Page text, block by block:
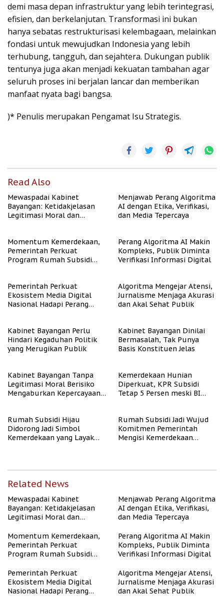
demi masa depan infrastruktur yang lebih terintegrasi,
efisien, dan berkelanjutan. Transformasi ini bukan
hanya sebatas restrukturisasi kelembagaan, melainkan
fondasi untuk mewujudkan Indonesia yang lebih
terhubung, tangguh, dan sejahtera. Dukungan publik
tentunya juga akan menjadi kekuatan tambahan agar
seluruh proses ini berjalan lancar dan memberikan
manfaat nyata bagi bangsa.
)* Penulis merupakan Pengamat Isu Strategis.
Read Also
Mewaspadai Kabinet
Bayangan: Ketidakjelasan
Legitimasi Moral dan
Menjawab Perang Algoritma
AI dengan Etika, Verifikasi,
dan Media Tepercaya
Momentum Kemerdekaan,
Pemerintah Perkuat
Program Rumah Subsidi
Perang Algoritma AI Makin
Kompleks, Publik Diminta
Verifikasi Informasi Digital
Pemerintah Perkuat
Ekosistem Media Digital
Nasional Hadapi Perang
Algoritma Mengejar Atensi,
Jurnalisme Menjaga Akurasi
dan Akal Sehat Publik
Kabinet Bayangan Perlu
Hindari Kegaduhan Politik
yang Merugikan Publik
Kabinet Bayangan Dinilai
Bermasalah, Tak Punya
Basis Konstituen Jelas
Kabinet Bayangan Tanpa
Legitimasi Moral Berisiko
Mengaburkan Kepercayaan
Kemerdekaan Hunian
Diperkuat, KPR Subsidi
Tetap 5 Persen meski BI
Rumah Subsidi Hijau
Didorong Jadi Simbol
Kemerdekaan yang Layak
Rumah Subsidi Jadi Wujud
Komitmen Pemerintah
Mengisi Kemerdekaan
Related News
Mewaspadai Kabinet
Bayangan: Ketidakjelasan
Legitimasi Moral dan
Menjawab Perang Algoritma
AI dengan Etika, Verifikasi,
dan Media Tepercaya
Momentum Kemerdekaan,
Pemerintah Perkuat
Program Rumah Subsidi
Berpenghasilan Rendah
Perang Algoritma AI Makin
Kompleks, Publik Diminta
Verifikasi Informasi Digital
Pemerintah Perkuat
Ekosistem Media Digital
Nasional Hadapi Perang
Algoritma Mengejar Atensi,
Jurnalisme Menjaga Akurasi
dan Akal Sehat Publik